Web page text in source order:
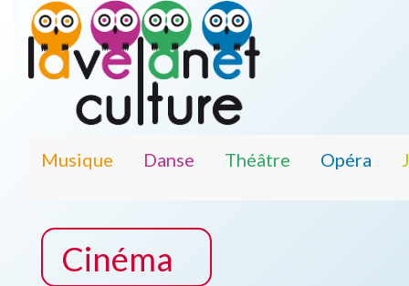
Musique Danse Théâtre Opéra
Cinéma